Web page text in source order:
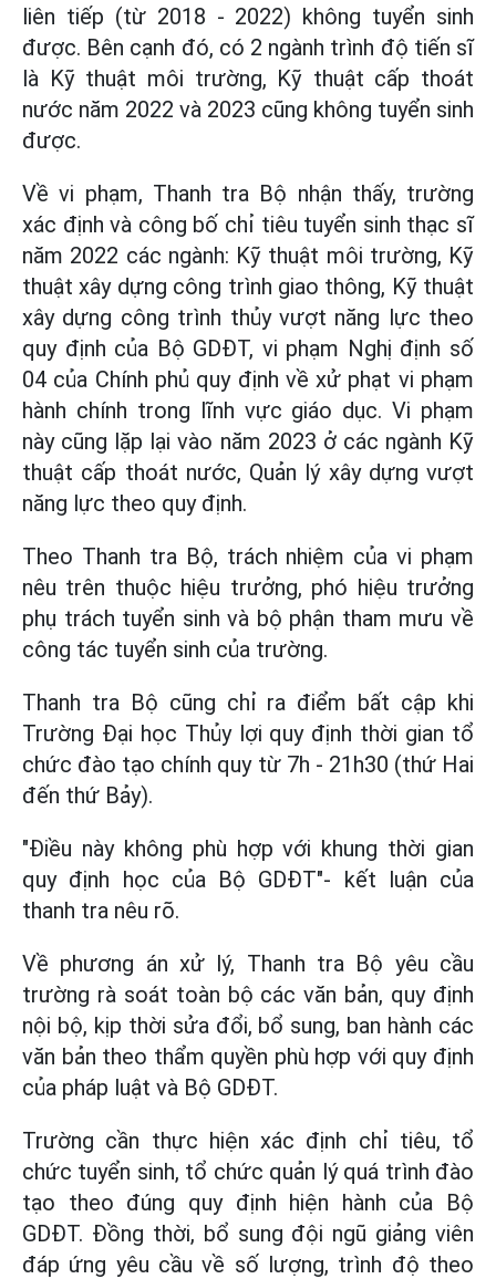
liên tiếp (từ 2018 - 2022) không tuyển sinh
được. Bên cạnh đó, có 2 ngành trình độ tiến sĩ
là Kỹ thuật môi trường, Kỹ thuật cấp thoát
nước năm 2022 và 2023 cũng không tuyển sinh
được.
Về vi phạm, Thanh tra Bộ nhận thấy, trường
xác định và công bố chỉ tiêu tuyển sinh thạc sĩ
năm 2022 các ngành: Kỹ thuật môi trường, Kỹ
thuật xây dựng công trình giao thông, Kỹ thuật
xây dựng công trình thủy vượt năng lực theo
quy định của Bộ GDĐT, vi phạm Nghị định số
04 của Chính phủ quy định về xử phạt vi phạm
hành chính trong lĩnh vực giáo dục. Vi phạm
này cũng lặp lại vào năm 2023 ở các ngành Kỹ
thuật cấp thoát nước, Quản lý xây dựng vượt
năng lực theo quy định.
Theo Thanh tra Bộ, trách nhiệm của vi phạm
nêu trên thuộc hiệu trưởng, phó hiệu trưởng
phụ trách tuyển sinh và bộ phận tham mưu về
công tác tuyển sinh của trường.
Thanh tra Bộ cũng chỉ ra điểm bất cập khi
Trường Đại học Thủy lợi quy định thời gian tổ
chức đào tạo chính quy từ 7h - 21h30 (thứ Hai
đến thứ Bảy).
"Điều này không phù hợp với khung thời gian
quy định học của Bộ GDĐT"- kết luận của
thanh tra nêu rõ.
Về phương án xử lý, Thanh tra Bộ yêu cầu
trường rà soát toàn bộ các văn bản, quy định
nội bộ, kịp thời sửa đổi, bổ sung, ban hành các
văn bản theo thẩm quyền phù hợp với quy định
của pháp luật và Bộ GDĐT.
Trường cần thực hiện xác định chỉ tiêu, tổ
chức tuyển sinh, tổ chức quản lý quá trình đào
tạo theo đúng quy định hiện hành của Bộ
GDĐT. Đồng thời, bổ sung đội ngũ giảng viên
đáp ứng yêu cầu về số lượng, trình độ theo